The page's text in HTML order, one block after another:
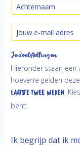
Je doelstellingen
Hieronder staan een
hoeverre gelden
laatste twee weken.
bent:
Ik begrijp dat ik